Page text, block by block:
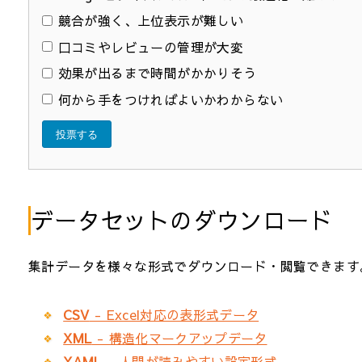
競合が強く、上位表示が難しい
口コミやレビューの管理が大変
効果が出るまで時間がかかりそう
何から手をつければよいかわからない
投票する
データセットのダウンロード
集計データを様々な形式でダウンロード・閲覧できま
CSV- Excel対応の表形式データ
XML- 構造化マークアップデータ